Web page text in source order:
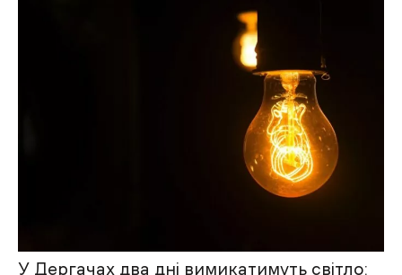
У Дергачах два дні вимикатимуть світло: